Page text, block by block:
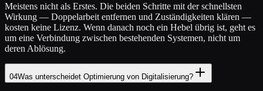
Meistens nicht als Erstes. Die beiden Schritte mit der schnellsten
Wirkung — Doppelarbeit entfernen und Zuständigkeiten klären —
kosten keine Lizenz. Wenn danach noch ein Hebel übrig ist, geht es
um eine Verbindung zwischen bestehenden Systemen, nicht um
deren Ablösung.
04Was unterscheidet Optimierung von Digitalisierung?